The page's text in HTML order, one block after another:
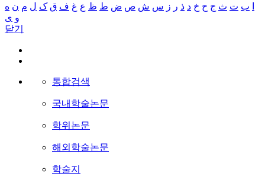
ب ت ث ج ح خ د ذ ر ز س ش ص ض ط ظ ع غ ف ق ک ل م ن ه
و ی
닫기
통합검색
국내학술논문
학위논문
해외학술논문
학술지